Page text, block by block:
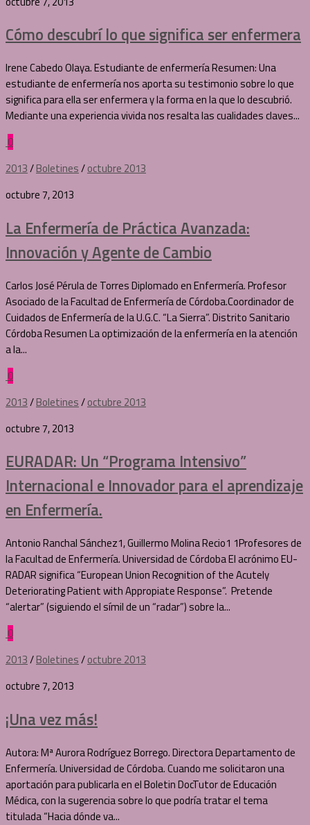
Cómo descubrí lo que significa ser enfermera
Irene Cabedo Olaya. Estudiante de enfermería Resumen: Una
estudiante de enfermería nos aporta su testimonio sobre lo que
significa para ella ser enfermera y la forma en la que lo descubrió.
Mediante una experiencia vivida nos resalta las cualidades claves...
0
2013/Boletines/octubre 2013
octubre 7, 2013
La Enfermería de Práctica Avanzada:
Innovación y Agente de Cambio
Carlos José Pérula de Torres Diplomado en Enfermería. Profesor
Asociado de la Facultad de Enfermería de Córdoba.Coordinador de
Cuidados de Enfermería de la U.G.C. “La Sierra”. Distrito Sanitario
Córdoba Resumen La optimización de la enfermería en la atención
a la...
0
2013/Boletines/octubre 2013
octubre 7, 2013
EURADAR: Un “Programa Intensivo”
Internacional e Innovador para el aprendizaje
en Enfermería.
Antonio Ranchal Sánchez1, Guillermo Molina Recio1 1Profesores de
la Facultad de Enfermería. Universidad de Córdoba El acrónimo EU-
RADAR significa “European Union Recognition of the Acutely
Deteriorating Patient with Appropiate Response”. Pretende
“alertar” (siguiendo el símil de un “radar”) sobre la...
0
2013/Boletines/octubre 2013
octubre 7, 2013
¡Una vez más!
Autora: Mª Aurora Rodríguez Borrego. Directora Departamento de
Enfermería. Universidad de Córdoba. Cuando me solicitaron una
aportación para publicarla en el Boletin DocTutor de Educación
Médica, con la sugerencia sobre lo que podría tratar el tema
titulada “Hacia dónde va...